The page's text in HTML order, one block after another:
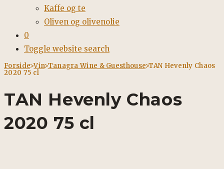
Kaffe og te
Oliven og olivenolie
0
Toggle website search
Forside>Vin>Tanagra Wine & Guesthouse>TAN Hevenly Chaos
2020 75 cl
TAN Hevenly Chaos
2020 75 cl